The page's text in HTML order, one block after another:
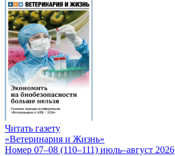
Читать газету
«Ветеринария и Жизнь»
Номер 07–08 (110–111) июль–август 2026